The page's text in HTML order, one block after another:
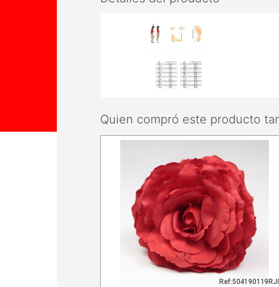
Quien compró este producto